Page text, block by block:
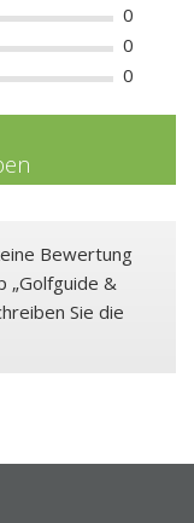
0
0
0
Bewertung
„Golfguide &
Sie die